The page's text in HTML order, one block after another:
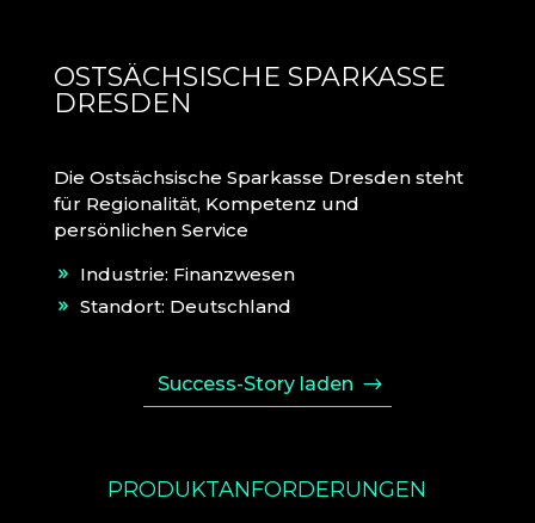
OSTSÄCHSISCHE SPARKASSE
DRESDEN
Die Ostsächsische Sparkasse Dresden steht
für Regionalität, Kompetenz und
persönlichen Service
Industrie: Finanzwesen
Standort: Deutschland
Success-Story laden
PRODUKTANFORDERUNGEN